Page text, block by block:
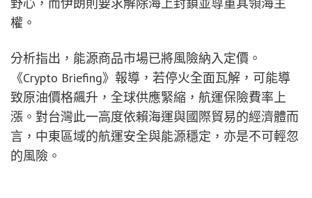
野心，而伊朗則要求解除海上封鎖並尊重其領海主
權。
分析指出，能源商品市場已將風險納入定價。
《Crypto Briefing》報導，若停火全面瓦解，可能導
致原油價格飆升，全球供應緊縮，航運保險費率上
漲。對台灣此一高度依賴海運與國際貿易的經濟體而
言，中東區域的航運安全與能源穩定，亦是不可輕忽
的風險。